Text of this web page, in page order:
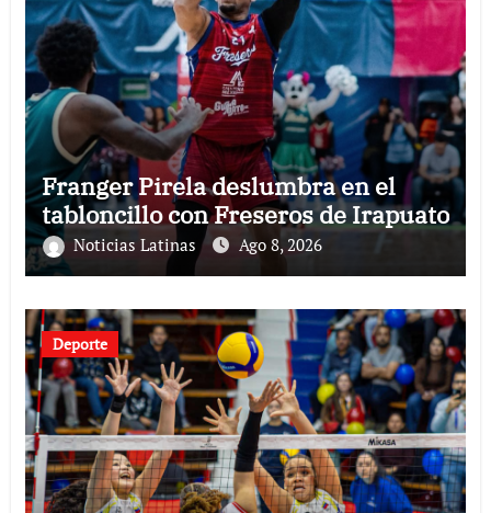
Franger Pirela deslumbra en el
tabloncillo con Freseros de Irapuato
Noticias Latinas Ago 8, 2026
Deporte